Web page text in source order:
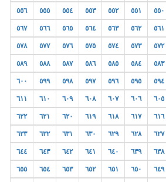
٥٥٠ ٥٥١ ٥٥٢ ٥٥٣ ٥٥٤ ٥٥٥ ٥٥٦
٥٦١ ٥٦٢ ٥٦٣ ٥٦٤ ٥٦٥ ٥٦٦ ٥٦٧
٥٧٢ ٥٧٣ ٥٧٤ ٥٧٥ ٥٧٦ ٥٧٧ ٥٧٨
٥٨٣ ٥٨٤ ٥٨٥ ٥٨٦ ٥٨٧ ٥٨٨ ٥٨٩
٥٩٤ ٥٩٥ ٥٩٦ ٥٩٧ ٥٩٨ ٥٩٩ ٦٠٠
٦٠٥ ٦٠٦ ٦٠٧ ٦٠٨ ٦٠٩ ٦١٠ ٦١١
٦١٦ ٦١٧ ٦١٨ ٦١٩ ٦٢٠ ٦٢١ ٦٢٢
٦٢٧ ٦٢٨ ٦٢٩ ٦٣٠ ٦٣١ ٦٣٢ ٦٣٣
٦٣٨ ٦٣٩ ٦٤٠ ٦٤١ ٦٤٢ ٦٤٣ ٦٤٤
٦٤٩ ٦٥٠ ٦٥١ ٦٥٢ ٦٥٣ ٦٥٤ ٦٥٥